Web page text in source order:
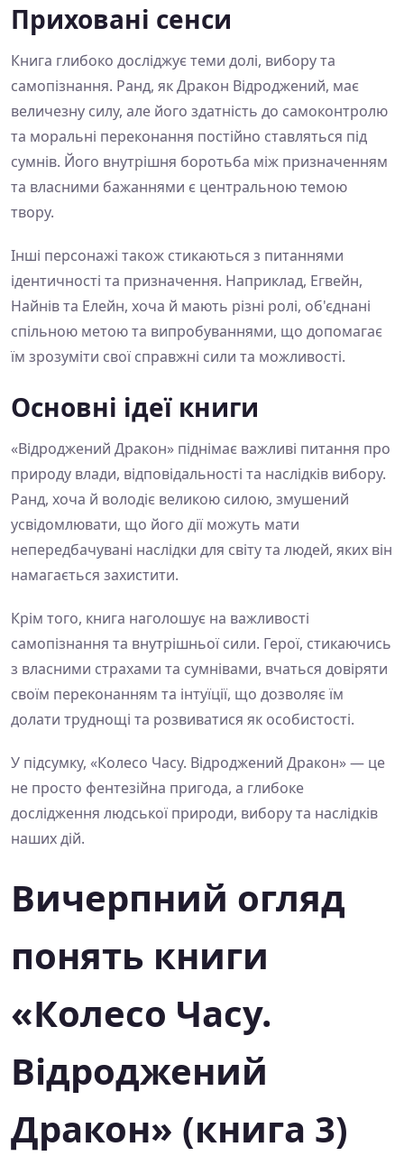
Приховані сенси
Книга глибоко досліджує теми долі, вибору та
самопізнання. Ранд, як Дракон Відроджений, має
величезну силу, але його здатність до самоконтролю
та моральні переконання постійно ставляться під
сумнів. Його внутрішня боротьба між призначенням
та власними бажаннями є центральною темою
твору.
Інші персонажі також стикаються з питаннями
ідентичності та призначення. Наприклад, Егвейн,
Найнів та Елейн, хоча й мають різні ролі, об'єднані
спільною метою та випробуваннями, що допомагає
їм зрозуміти свої справжні сили та можливості.
Основні ідеї книги
«Відроджений Дракон» піднімає важливі питання про
природу влади, відповідальності та наслідків вибору.
Ранд, хоча й володіє великою силою, змушений
усвідомлювати, що його дії можуть мати
непередбачувані наслідки для світу та людей, яких він
намагається захистити.
Крім того, книга наголошує на важливості
самопізнання та внутрішньої сили. Герої, стикаючись
з власними страхами та сумнівами, вчаться довіряти
своїм переконанням та інтуїції, що дозволяє їм
долати труднощі та розвиватися як особистості.
У підсумку, «Колесо Часу. Відроджений Дракон» — це
не просто фентезійна пригода, а глибоке
дослідження людської природи, вибору та наслідків
наших дій.
Вичерпний огляд
понять книги
«Колесо Часу.
Відроджений
Дракон» (книга 3)